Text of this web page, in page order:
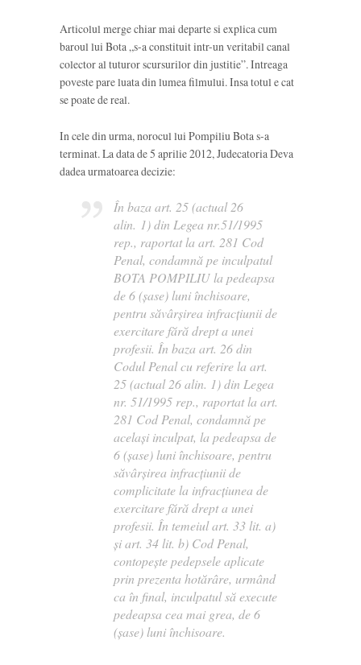
Articolul merge chiar mai departe si explica cum
baroul lui Bota „s-a constituit intr-un veritabil canal
colector al tuturor scursurilor din justitie”. Intreaga
poveste pare luata din lumea filmului. Insa totul e cat
se poate de real.
In cele din urma, norocul lui Pompiliu Bota s-a
terminat. La data de 5 aprilie 2012, Judecatoria Deva
dadea urmatoarea decizie:
În baza art. 25 (actual 26
alin. 1) din Legea nr.51/1995
rep., raportat la art. 281 Cod
Penal, condamnă pe inculpatul
BOTA POMPILIU la pedeapsa
de 6 (şase) luni închisoare,
pentru săvârşirea infracţiunii de
exercitare fără drept a unei
profesii. În baza art. 26 din
Codul Penal cu referire la art.
25 (actual 26 alin. 1) din Legea
nr. 51/1995 rep., raportat la art.
281 Cod Penal, condamnă pe
acelaşi inculpat, la pedeapsa de
6 (şase) luni închisoare, pentru
săvârşirea infracţiunii de
complicitate la infracţiunea de
exercitare fără drept a unei
profesii. În temeiul art. 33 lit. a)
şi art. 34 lit. b) Cod Penal,
contopeşte pedepsele aplicate
prin prezenta hotărâre, urmând
ca în final, inculpatul să execute
pedeapsa cea mai grea, de 6
(şase) luni închisoare.